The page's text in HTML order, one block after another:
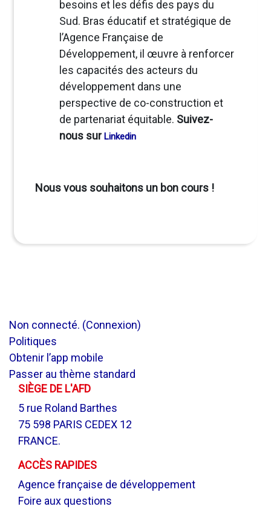
besoins et les défis des pays du
Sud. Bras éducatif et stratégique de
l’Agence Française de
Développement, il œuvre à renforcer
les capacités des acteurs du
développement dans une
perspective de co-construction et
de partenariat équitable. Suivez-
nous sur Linkedin
Nous vous souhaitons un bon cours !
Non connecté. (Connexion)
Politiques
Obtenir l’app mobile
Passer au thème standard
SIÈGE DE L'AFD
5 rue Roland Barthes
75 598 PARIS CEDEX 12
FRANCE.
ACCÈS RAPIDES
Agence française de développement
Foire aux questions